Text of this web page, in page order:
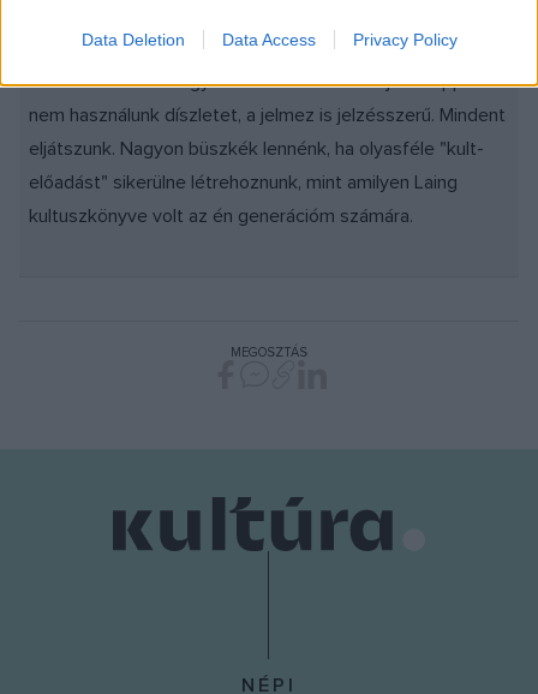
Data Deletion Data Access Privacy Policy
- Oda találtuk ki. Nagyon alkalmas erre. Tulajdonképpen
nem használunk díszletet, a jelmez is jelzésszerű. Mindent
eljátszunk. Nagyon büszkék lennénk, ha olyasféle "kult-
előadást" sikerülne létrehoznunk, mint amilyen Laing
kultuszkönyve volt az én generációm számára.
MEGOSZTÁS
NÉPI